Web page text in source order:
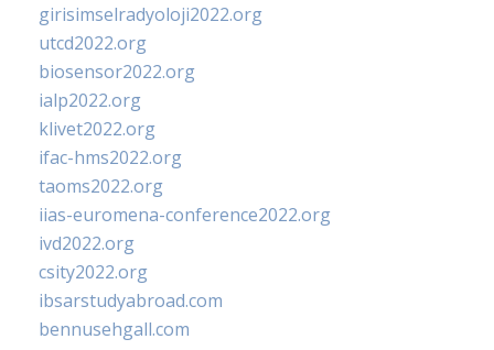
girisimselradyoloji2022.org
utcd2022.org
biosensor2022.org
ialp2022.org
klivet2022.org
ifac-hms2022.org
taoms2022.org
iias-euromena-conference2022.org
ivd2022.org
csity2022.org
ibsarstudyabroad.com
bennusehgall.com